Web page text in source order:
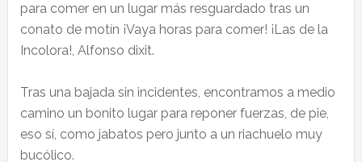
para comer en un lugar más resguardado tras un
conato de motín ¡Vaya horas para comer! ¡Las de la
Incolora!, Alfonso dixit.
Tras una bajada sin incidentes, encontramos a medio
camino un bonito lugar para reponer fuerzas, de pie,
eso sí, como jabatos pero junto a un riachuelo muy
bucólico.